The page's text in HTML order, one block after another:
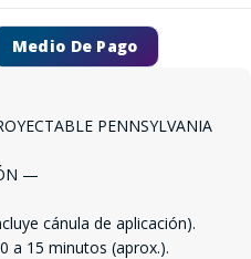
Medio De Pago
PENNSYLVANIA
—
cánula de aplicación).
a 15 minutos (aprox.).